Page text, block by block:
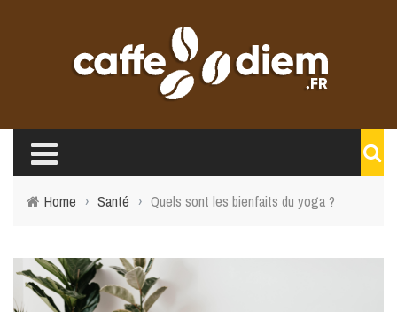
Home › Santé › Quels sont les bienfaits du yoga ?